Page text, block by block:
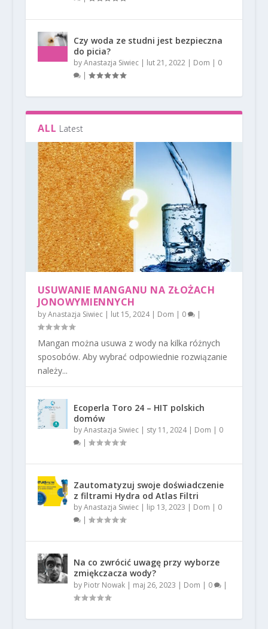
Czy woda ze studni jest bezpieczna
do picia?
byAnastazja Siwiec| lut 21, 2022| Dom | 0
|
ALL Latest
USUWANIE MANGANU NA ZŁOŻACH
JONOWYMIENNYCH
byAnastazja Siwiec| lut 15, 2024| Dom | 0 |
Mangan można usuwa z wody na kilka różnych
sposobów. Aby wybrać odpowiednie rozwiązanie
należy...
Ecoperla Toro 24 – HIT polskich
domów
byAnastazja Siwiec| sty 11, 2024| Dom | 0
|
Zautomatyzuj swoje doświadczenie
z filtrami Hydra od Atlas Filtri
byAnastazja Siwiec| lip 13, 2023 | Dom | 0
|
Na co zwrócić uwagę przy wyborze
zmiękczacza wody?
by Piotr Nowak| maj 26, 2023 | Dom | 0 |